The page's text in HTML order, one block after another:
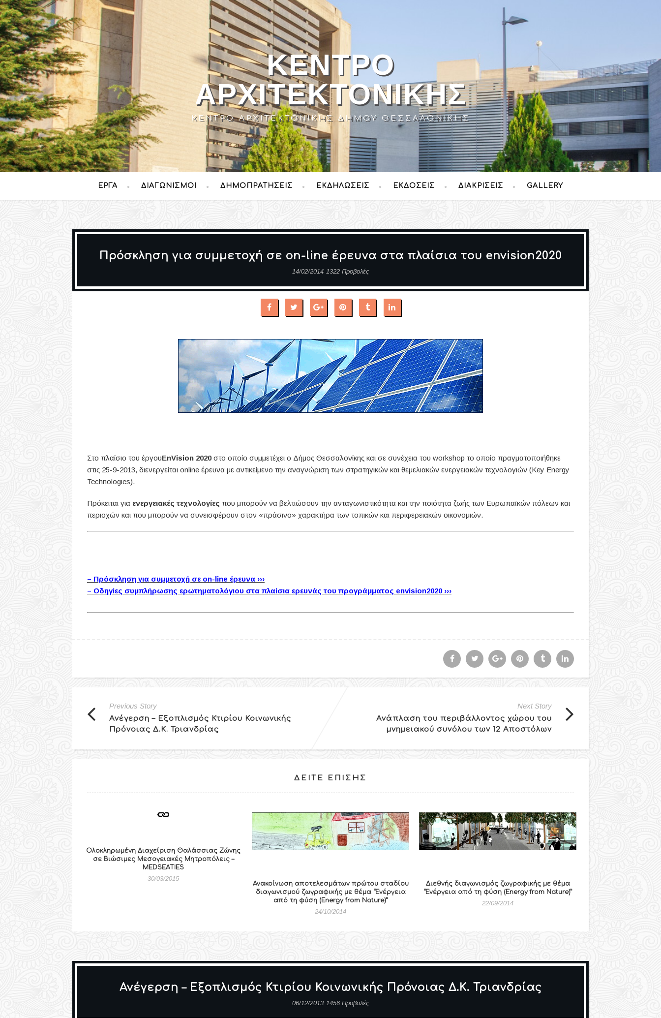
ΚΈΝΤΡΟ
ΑΡΧΙΤΕΚΤΟΝΙΚΉΣ
ΚΈΝΤΡΟ ΑΡΧΙΤΕΚΤΟΝΙΚΉΣ ΔΉΜΟΥ ΘΕΣΣΑΛΟΝΊΚΗΣ
ΈΡΓΑ ΔΙΑΓΩΝΙΣΜΟΊ ΔΗΜΟΠΡΑΤΉΣΕΙΣ ΕΚΔΗΛΏΣΕΙΣ ΕΚΔΌΣΕΙΣ ΔΙΑΚΡΊΣΕΙΣ GALLERY
Πρόσκληση για συμμετοχή σε on-line έρευνα στα πλαίσια του envision2020
14/02/2014 1322 Προβολές
Στο πλαίσιο του έργουEnVision 2020στο οποίο συμμετέχει ο Δήμος Θεσσαλονίκης και σε συνέχεια του workshop το οποίο πραγματοποιήθηκε
στις 25-9-2013, διενεργείται online έρευνα με αντικείμενο την αναγνώριση των στρατηγικών και θεμελιακών ενεργειακών τεχνολογιών (Key Energy
Technologies).
Πρόκειται για ενεργειακές τεχνολογίες που μπορούν να βελτιώσουν την ανταγωνιστικότητα και την ποιότητα ζωής των Ευρωπαϊκών πόλεων και
περιοχών και που μπορούν να συνεισφέρουν στον «πράσινο» χαρακτήρα των τοπικών και περιφερειακών οικονομιών.
– Πρόσκληση για συμμετοχή σε on-line έρευνα ›››
– Οδηγίες συμπλήρωσης ερωτηματολόγιου στα πλαίσια ερευνάς του προγράμματος envision2020 ›››
Previous Story
Ανέγερση – Εξοπλισμός Κτιρίου Κοινωνικής
Πρόνοιας Δ.Κ. Τριανδρίας
Next Story
Ανάπλαση του περιβάλλοντος χώρου του
μνημειακού συνόλου των 12 Αποστόλων
ΔΕΊΤΕ ΕΠΊΣΗΣ
Ολοκληρωμένη Διαχείριση Θαλάσσιας Ζώνης
σε Βιώσιμες Μεσογειακές Μητροπόλεις –
MEDSEATIES
30/03/2015
Ανακοίνωση αποτελεσμάτων πρώτου σταδίου
διαγωνισμού ζωγραφικής με θέμα “Ενέργεια
από τη φύση (Energy from Nature)”
24/10/2014
Διεθνής διαγωνισμός ζωγραφικής με θέμα
“Ενέργεια από τη φύση (Energy from Nature)”
22/09/2014
Ανέγερση – Εξοπλισμός Κτιρίου Κοινωνικής Πρόνοιας Δ.Κ. Τριανδρίας
06/12/2013 1456 Προβολές